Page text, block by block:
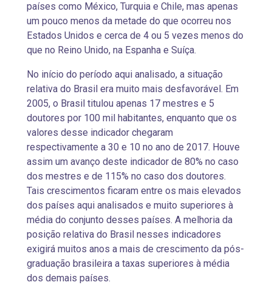
países como México, Turquia e Chile, mas apenas
um pouco menos da metade do que ocorreu nos
Estados Unidos e cerca de 4 ou 5 vezes menos do
que no Reino Unido, na Espanha e Suíça.
No início do período aqui analisado, a situação
relativa do Brasil era muito mais desfavorável. Em
2005, o Brasil titulou apenas 17 mestres e 5
doutores por 100 mil habitantes, enquanto que os
valores desse indicador chegaram
respectivamente a 30 e 10 no ano de 2017. Houve
assim um avanço deste indicador de 80% no caso
dos mestres e de 115% no caso dos doutores.
Tais crescimentos ficaram entre os mais elevados
dos países aqui analisados e muito superiores à
média do conjunto desses países. A melhoria da
posição relativa do Brasil nesses indicadores
exigirá muitos anos a mais de crescimento da pós-
graduação brasileira a taxas superiores à média
dos demais países.